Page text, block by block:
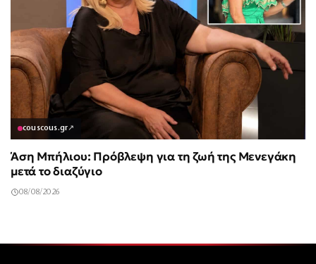
couscous.gr↗
Άση Μπήλιου: Πρόβλεψη για τη ζωή της Μενεγάκη
μετά το διαζύγιο
08/08/2026